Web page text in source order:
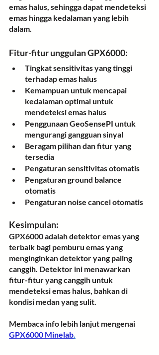
emas halus, sehingga dapat mendeteksi
emas hingga kedalaman yang lebih
dalam.
Fitur-fitur unggulan GPX6000:
Tingkat sensitivitas yang tinggi
terhadap emas halus
Kemampuan untuk mencapai
kedalaman optimal untuk
mendeteksi emas halus
Penggunaan GeoSensePI untuk
mengurangi gangguan sinyal
Beragam pilihan dan fitur yang
tersedia
Pengaturan sensitivitas otomatis
Pengaturan ground balance
otomatis
Pengaturan noise cancel otomatis
Kesimpulan:
GPX6000 adalah detektor emas yang
terbaik bagi pemburu emas yang
menginginkan detektor yang paling
canggih. Detektor ini menawarkan
fitur-fitur yang canggih untuk
mendeteksi emas halus, bahkan di
kondisi medan yang sulit.
Membaca info lebih lanjut mengenai
GPX6000 Minelab.